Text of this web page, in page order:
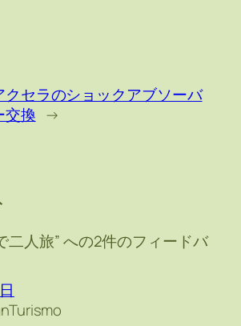
クセラのショックアブソーバ
交換 →
二人旅” への2件のフィードバ